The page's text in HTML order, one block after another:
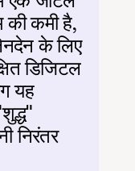
की कमी है,
के लिए
डिजिटल
यह
निरंतर